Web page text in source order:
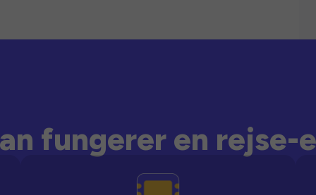
fungerer en rejse-